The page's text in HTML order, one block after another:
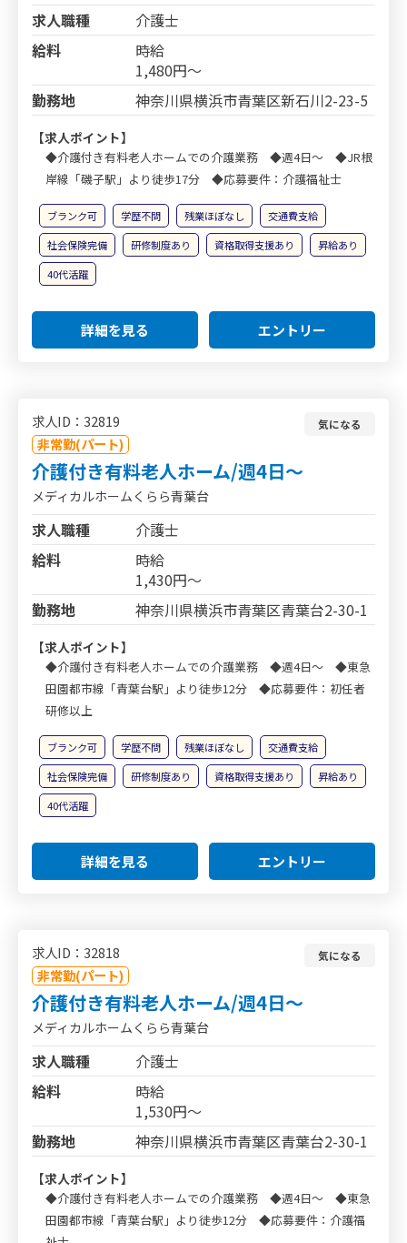
求人職種
介護士
給料
時給
1,480円～
勤務地
神奈川県横浜市青葉区新石川2-23-5
【求人ポイント】
◆介護付き有料老人ホームでの介護業務 ◆週4日～ ◆JR根
岸線「磯子駅」より徒歩17分 ◆応募要件：介護福祉士
ブランク可 学歴不問 残業ほぼなし
交通費支給
社会保険完備
研修制度あり 資格取得支援あり
昇給あり
40代活躍
詳細を見る エントリー
求人ID：32819
非常勤(パート)
気になる
介護付き有料老人ホーム/週4日～
メディカルホームくらら青葉台
求人職種
介護士
給料
時給
1,430円～
勤務地
神奈川県横浜市青葉区青葉台2-30-1
【求人ポイント】
◆介護付き有料老人ホームでの介護業務 ◆週4日～ ◆東急
田園都市線「青葉台駅」より徒歩12分 ◆応募要件：初任者
研修以上
ブランク可 学歴不問 残業ほぼなし
交通費支給
社会保険完備
研修制度あり 資格取得支援あり
昇給あり
40代活躍
詳細を見る エントリー
求人ID：32818
非常勤(パート)
気になる
介護付き有料老人ホーム/週4日～
メディカルホームくらら青葉台
求人職種
介護士
給料
時給
1,530円～
勤務地
神奈川県横浜市青葉区青葉台2-30-1
【求人ポイント】
◆介護付き有料老人ホームでの介護業務 ◆週4日～ ◆東急
田園都市線「青葉台駅」より徒歩12分 ◆応募要件：介護福